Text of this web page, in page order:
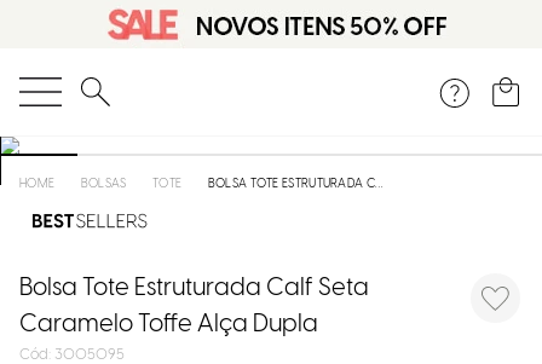
O que você está procurando?
BOLSAS TOTE BOLSA TOTE ESTRUTURADA CALF SETA CARAMELO TOFFE ALÇA DUPLA
Bolsa Tote Estruturada Calf Seta
Caramelo Toffe Alça Dupla
: 3005095